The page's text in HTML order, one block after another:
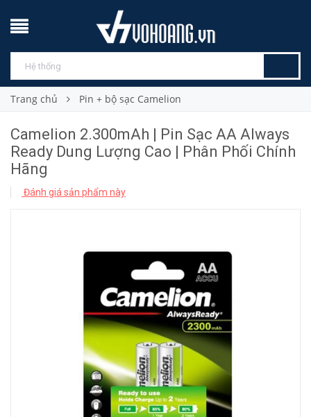
Trang chủ Pin + bộ sạc Camelion
Camelion 2.300mAh | Pin Sạc AA Always
Ready Dung Lượng Cao | Phân Phối Chính
Hãng
Đánh giá sản phẩm này